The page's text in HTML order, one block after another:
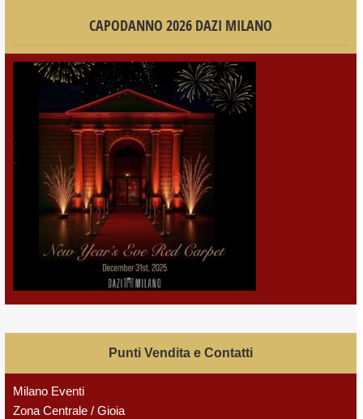
CAPODANNO 2026 DAZI MILANO
Punti Vendita e Contatti
Milano Eventi
Zona Centrale / Gioia